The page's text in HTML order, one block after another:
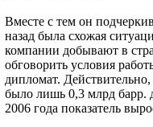
Вместе с тем он
назад была схожая
компании добывают в
обговорить условия
дипломат.
было лишь 0,3 млрд барр.
2006 года показатель